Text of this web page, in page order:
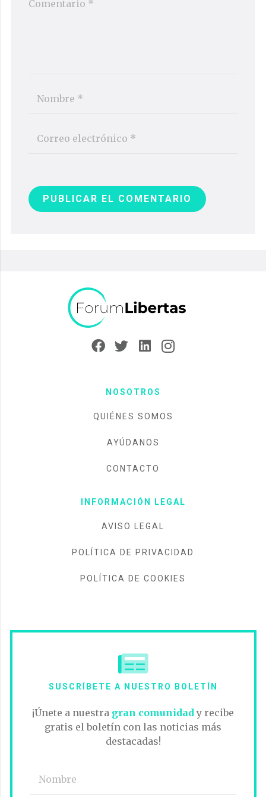
PUBLICAR EL COMENTARIO
NOSOTROS
QUIÉNES SOMOS
AYÚDANOS
CONTACTO
INFORMACIÓN LEGAL
AVISO LEGAL
POLÍTICA DE PRIVACIDAD
POLÍTICA DE COOKIES
SUSCRÍBETE A NUESTRO BOLETÍN
¡Únete a nuestra gran comunidad y recibe
gratis el boletín con las noticias más
destacadas!